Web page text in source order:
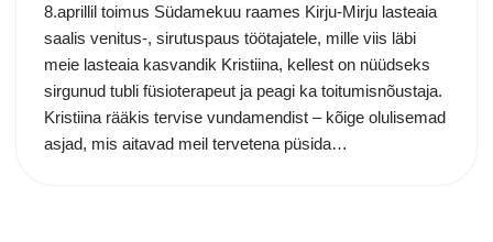
8.aprillil toimus Südamekuu raames Kirju-Mirju lasteaia
saalis venitus-, sirutuspaus töötajatele, mille viis läbi
meie lasteaia kasvandik Kristiina, kellest on nüüdseks
sirgunud tubli füsioterapeut ja peagi ka toitumisnõustaja.
Kristiina rääkis tervise vundamendist – kõige olulisemad
asjad, mis aitavad meil tervetena püsida…